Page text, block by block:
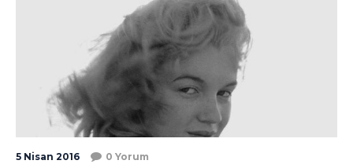
5 Nisan 2016 0 Yorum